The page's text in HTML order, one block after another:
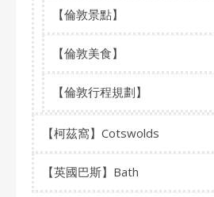
【倫敦景點】
【倫敦美食】
【倫敦行程規劃】
【柯茲窩】Cotswolds
【英國巴斯】Bath